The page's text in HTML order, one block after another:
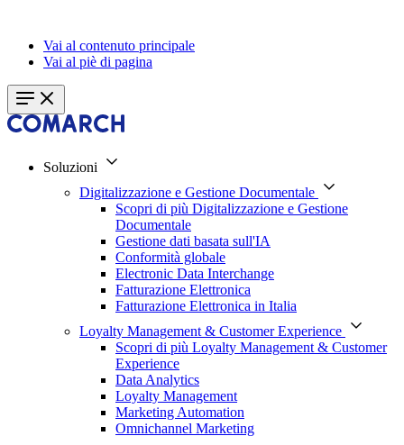
Vai al contenuto principale
Vai al piè di pagina
Soluzioni
Digitalizzazione e Gestione Documentale
Scopri di più Digitalizzazione e Gestione
Documentale
Gestione dati basata sull'IA
Conformità globale
Electronic Data Interchange
Fatturazione Elettronica
Fatturazione Elettronica in Italia
Loyalty Management & Customer Experience
Scopri di più Loyalty Management & Customer
Experience
Data Analytics
Loyalty Management
Marketing Automation
Omnichannel Marketing